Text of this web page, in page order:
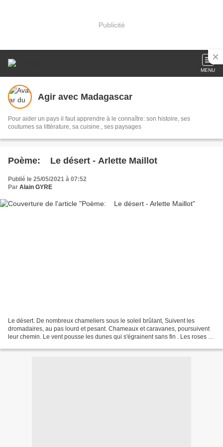
Publicité
MENU
Agir avec Madagascar
Pour aider un pays il faut apprendre à le connaître: son histoire, ses
coutumes sa littérature, sa cuisine., ses paysages
Poème: Le désert - Arlette Maillot
Publié le 25/05/2021 à 07:52
Par Alain GYRE
Le désert. De nombreux chameliers sous le soleil brûlant, Suivent les
dromadaires, au pas lourd et pesant. Chameaux et caravanes, poursuivent
leur chemin. Le vent pousse les dunes qui s'égrainent sans fin . Les roses du